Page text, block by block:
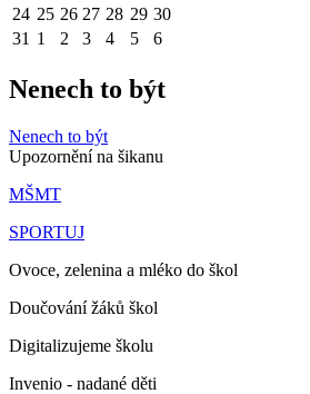
24 25 26 27 28 29 30
31 1 2 3 4 5 6
Nenech to být
Nenech to být
Upozornění na šikanu
MŠMT
SPORTUJ
Ovoce, zelenina a mléko do škol
Doučování žáků škol
Digitalizujeme školu
Invenio - nadané děti